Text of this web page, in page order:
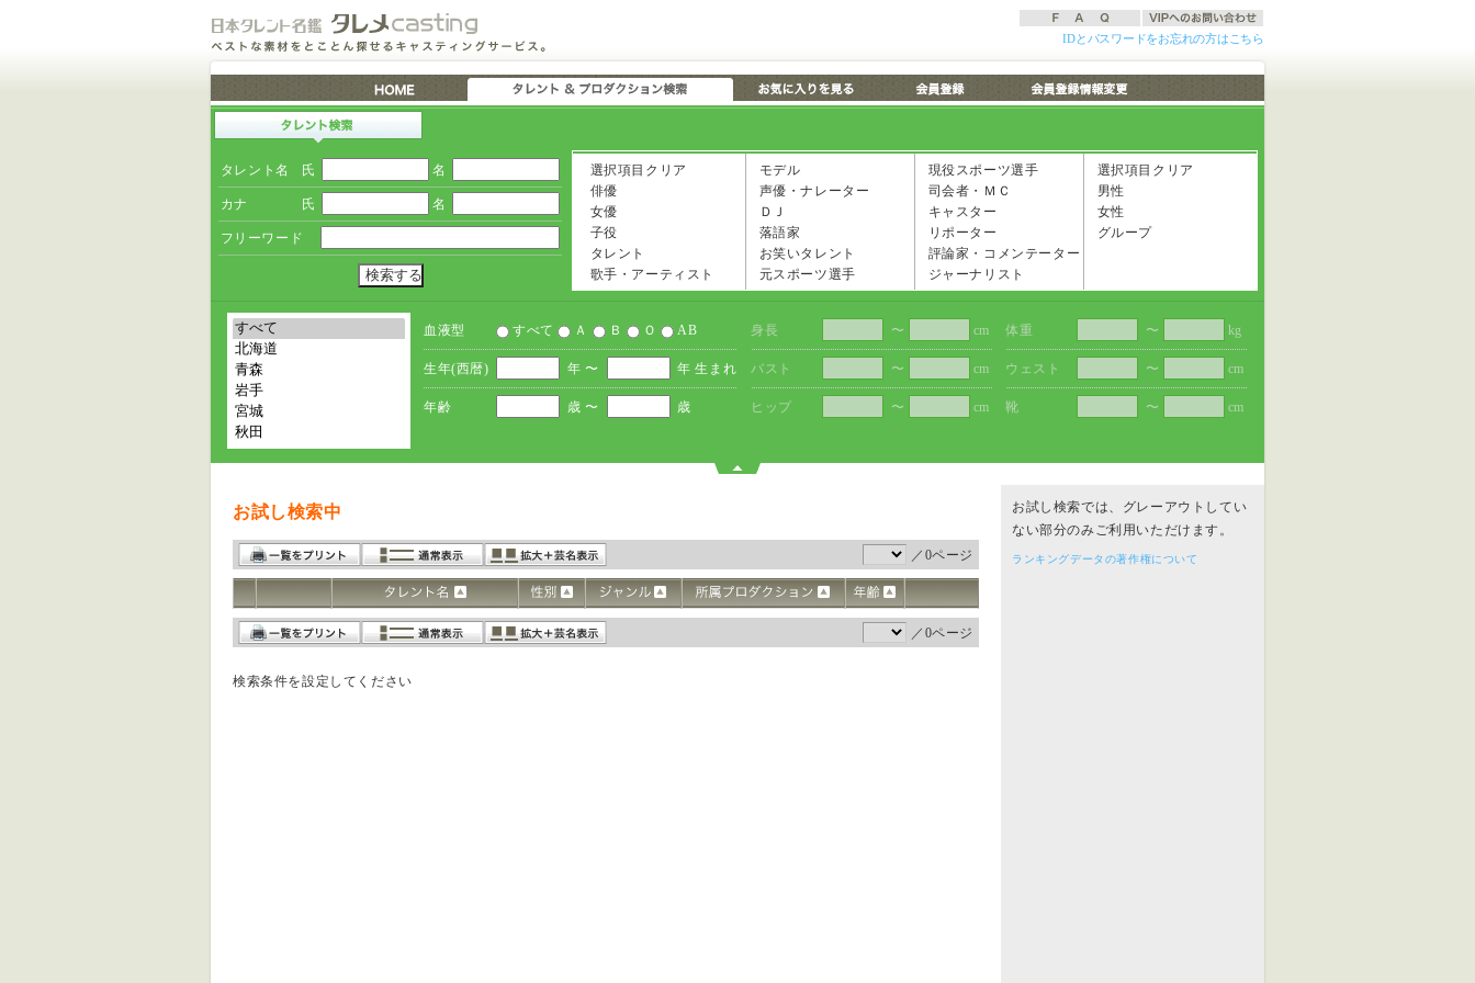
IDとパスワードをお忘れの方はこちら
タレント名 氏 名
カナ 氏 名
フリーワード
選択項目クリア
俳優
女優
子役
タレント
歌手・アーティスト
モデル
声優・ナレーター
ＤＪ
落語家
お笑いタレント
元スポーツ選手
現役スポーツ選手
司会者・ＭＣ
キャスター
リポーター
評論家・コメンテーター
ジャーナリスト
選択項目クリア
男性
女性
グループ
血液型 すべて Ａ Ｂ Ｏ AB
生年(西暦) 年 〜 年 生まれ
年齢 歳 〜 歳
身長 〜 cm
バスト 〜 cm
ヒップ 〜 cm
体重 〜 kg
ウェスト 〜 cm
靴 〜 cm
お試し検索中
／0ページ
／0ページ
検索条件を設定してください
お試し検索では、グレーアウトしてい
ない部分のみご利用いただけます。
ランキングデータの著作権について